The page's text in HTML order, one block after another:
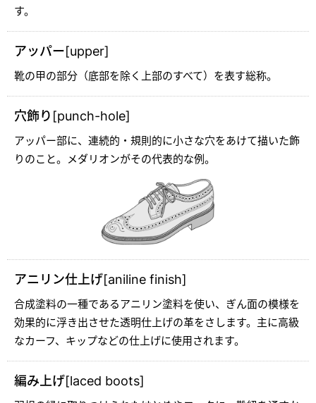
す。
アッパー[upper]
靴の甲の部分（底部を除く上部のすべて）を表す総称。
穴飾り[punch-hole]
アッパー部に、連続的・規則的に小さな穴をあけて描いた飾
りのこと。メダリオンがその代表的な例。
アニリン仕上げ[aniline finish]
合成塗料の一種であるアニリン塗料を使い、ぎん面の模様を
効果的に浮き出させた透明仕上げの革をさします。主に高級
なカーフ、キップなどの仕上げに使用されます。
編み上げ[laced boots]